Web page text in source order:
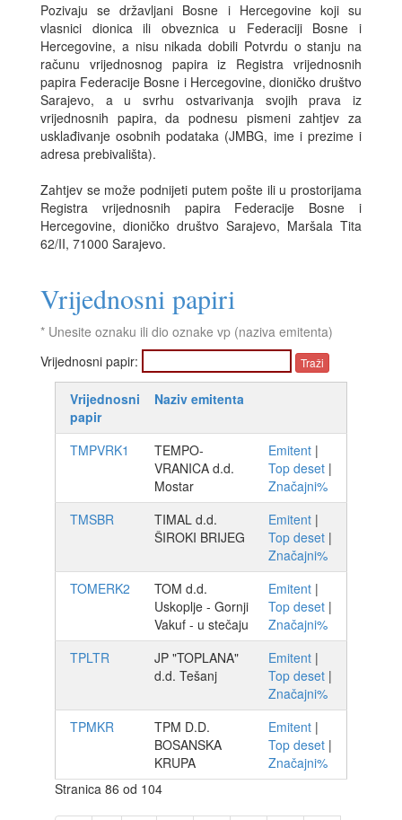
Pozivaju se državljani Bosne i Hercegovine koji su
vlasnici dionica ili obveznica u Federaciji Bosne i
Hercegovine, a nisu nikada dobili Potvrdu o stanju na
računu vrijednosnog papira iz Registra vrijednosnih
papira Federacije Bosne i Hercegovine, dioničko društvo
Sarajevo, a u svrhu ostvarivanja svojih prava iz
vrijednosnih papira, da podnesu pismeni zahtjev za
usklađivanje osobnih podataka (JMBG, ime i prezime i
adresa prebivališta).
Zahtjev se može podnijeti putem pošte ili u prostorijama
Registra vrijednosnih papira Federacije Bosne i
Hercegovine, dioničko društvo Sarajevo, Maršala Tita
62/II, 71000 Sarajevo.
Vrijednosni papiri
* Unesite oznaku ili dio oznake vp (naziva emitenta)
Vrijednosni papir:
Vrijednosni
papir
Naziv emitenta
TMPVRK1
TEMPO-
VRANICA d.d.
Mostar
Emitent |
Top deset |
Značajni%
TMSBR
TIMAL d.d.
ŠIROKI BRIJEG
Emitent |
Top deset |
Značajni%
TOMERK2
TOM d.d.
Uskoplje - Gornji
Vakuf - u stečaju
Emitent |
Top deset |
Značajni%
TPLTR
JP "TOPLANA"
d.d. Tešanj
Emitent |
Top deset |
Značajni%
TPMKR
TPM D.D.
BOSANSKA
KRUPA
Emitent |
Top deset |
Značajni%
Stranica 86 od 104